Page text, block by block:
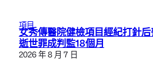
項目
女秀傳醫院健檢項目經紀打針
逝世罪成判監18個月
2026 年 8 月 7 日